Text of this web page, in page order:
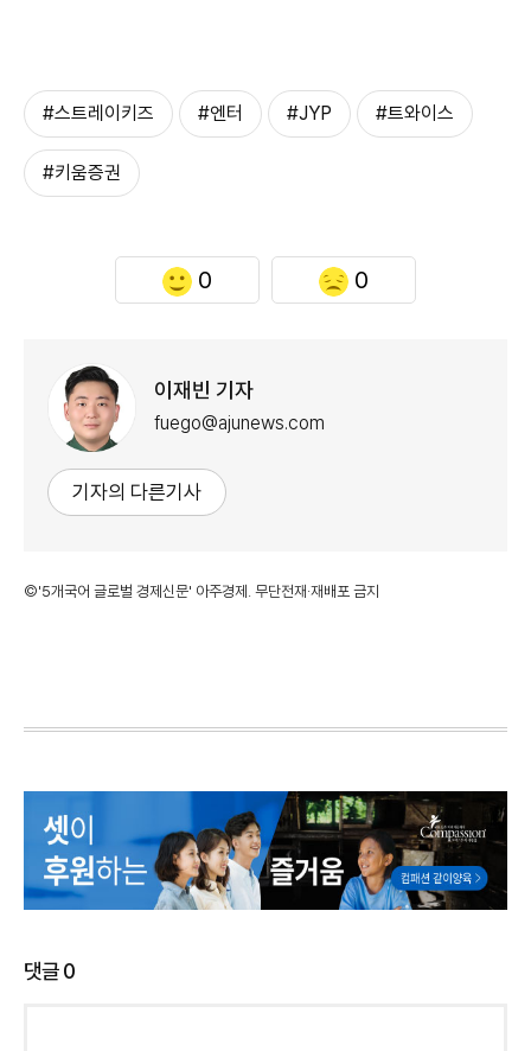
#스트레이키즈 #엔터 #JYP #트와이스
#키움증권
0 0
이재빈 기자
fuego@ajunews.com
기자의 다른기사
©'5개국어 글로벌 경제신문' 아주경제. 무단전재·재배포 금지
댓글0